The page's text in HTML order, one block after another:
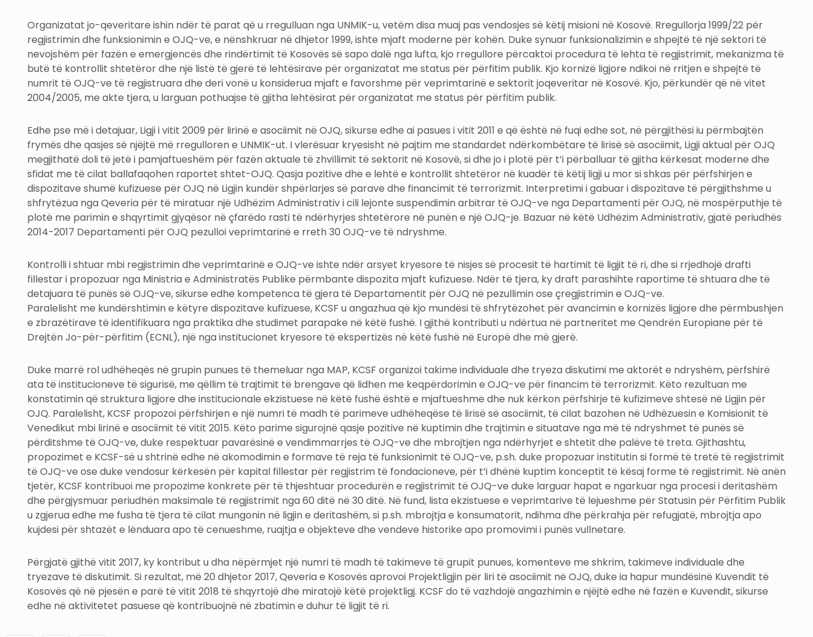
Organizatat jo-qeveritare ishin ndër të parat që u rregulluan nga UNMIK-u, vetëm disa muaj pas vendosjes së këtij misioni në Kosovë. Rregullorja 1999/22 për
regjistrimin dhe funksionimin e OJQ-ve, e nënshkruar në dhjetor 1999, ishte mjaft moderne për kohën. Duke synuar funksionalizimin e shpejtë të një sektori të
nevojshëm për fazën e emergjencës dhe rindërtimit të Kosovës së sapo dalë nga lufta, kjo rregullore përcaktoi procedura të lehta të regjistrimit, mekanizma të
butë të kontrollit shtetëror dhe një listë të gjerë të lehtësirave për organizatat me status për përfitim publik. Kjo kornizë ligjore ndikoi në rritjen e shpejtë të
numrit të OJQ-ve të regjistruara dhe deri vonë u konsiderua mjaft e favorshme për veprimtarinë e sektorit joqeveritar në Kosovë. Kjo, përkundër që në vitet
2004/2005, me akte tjera, u larguan pothuajse të gjitha lehtësirat për organizatat me status për përfitim publik.
Edhe pse më i detajuar, Ligji i vitit 2009 për lirinë e asociimit në OJQ, sikurse edhe ai pasues i vitit 2011 e që është në fuqi edhe sot, në përgjithësi iu përmbajtën
frymës dhe qasjes së njëjtë më rregulloren e UNMIK-ut. I vlerësuar kryesisht në pajtim me standardet ndërkombëtare të lirisë së asociimit, Ligji aktual për OJQ
megjithatë doli të jetë i pamjaftueshëm për fazën aktuale të zhvillimit të sektorit në Kosovë, si dhe jo i plotë për t’i përballuar të gjitha kërkesat moderne dhe
sfidat me të cilat ballafaqohen raportet shtet-OJQ. Qasja pozitive dhe e lehtë e kontrollit shtetëror në kuadër të këtij ligji u mor si shkas për përfshirjen e
dispozitave shumë kufizuese për OJQ në Ligjin kundër shpërlarjes së parave dhe financimit të terrorizmit. Interpretimi i gabuar i dispozitave të përgjithshme u
shfrytëzua nga Qeveria për të miratuar një Udhëzim Administrativ i cili lejonte suspendimin arbitrar të OJQ-ve nga Departamenti për OJQ, në mospërputhje të
plotë me parimin e shqyrtimit gjyqësor në çfarëdo rasti të ndërhyrjes shtetërore në punën e një OJQ-je. Bazuar në këtë Udhëzim Administrativ, gjatë periudhës
2014-2017 Departamenti për OJQ pezulloi veprimtarinë e rreth 30 OJQ-ve të ndryshme.
Kontrolli i shtuar mbi regjistrimin dhe veprimtarinë e OJQ-ve ishte ndër arsyet kryesore të nisjes së procesit të hartimit të ligjit të ri, dhe si rrjedhojë drafti
fillestar i propozuar nga Ministria e Administratës Publike përmbante dispozita mjaft kufizuese. Ndër të tjera, ky draft parashihte raportime të shtuara dhe të
detajuara të punës së OJQ-ve, sikurse edhe kompetenca të gjera të Departamentit për OJQ në pezullimin ose çregjistrimin e OJQ-ve.
Paralelisht me kundërshtimin e këtyre dispozitave kufizuese, KCSF u angazhua që kjo mundësi të shfrytëzohet për avancimin e kornizës ligjore dhe përmbushjen
e zbrazëtirave të identifikuara nga praktika dhe studimet parapake në këtë fushë. I gjithë kontributi u ndërtua në partneritet me Qendrën Europiane për të
Drejtën Jo-për-përfitim (ECNL), një nga institucionet kryesore të ekspertizës në këtë fushë në Europë dhe më gjerë.
Duke marrë rol udhëheqës në grupin punues të themeluar nga MAP, KCSF organizoi takime individuale dhe tryeza diskutimi me aktorët e ndryshëm, përfshirë
ata të institucioneve të sigurisë, me qëllim të trajtimit të brengave që lidhen me keqpërdorimin e OJQ-ve për financim të terrorizmit. Këto rezultuan me
konstatimin që struktura ligjore dhe institucionale ekzistuese në këtë fushë është e mjaftueshme dhe nuk kërkon përfshirje të kufizimeve shtesë në Ligjin për
OJQ. Paralelisht, KCSF propozoi përfshirjen e një numri të madh të parimeve udhëheqëse të lirisë së asociimit, të cilat bazohen në Udhëzuesin e Komisionit të
Venedikut mbi lirinë e asociimit të vitit 2015. Këto parime sigurojnë qasje pozitive në kuptimin dhe trajtimin e situatave nga më të ndryshmet të punës së
përditshme të OJQ-ve, duke respektuar pavarësinë e vendimmarrjes të OJQ-ve dhe mbrojtjen nga ndërhyrjet e shtetit dhe palëve të treta. Gjithashtu,
propozimet e KCSF-së u shtrinë edhe në akomodimin e formave të reja të funksionimit të OJQ-ve, p.sh. duke propozuar institutin si formë të tretë të regjistrimit
të OJQ-ve ose duke vendosur kërkesën për kapital fillestar për regjistrim të fondacioneve, për t’i dhënë kuptim konceptit të kësaj forme të regjistrimit. Në anën
tjetër, KCSF kontribuoi me propozime konkrete për të thjeshtuar procedurën e regjistrimit të OJQ-ve duke larguar hapat e ngarkuar nga procesi i deritashëm
dhe përgjysmuar periudhën maksimale të regjistrimit nga 60 ditë në 30 ditë. Në fund, lista ekzistuese e veprimtarive të lejueshme për Statusin për Përfitim Publik
u zgjerua edhe me fusha të tjera të cilat mungonin në ligjin e deritashëm, si p.sh. mbrojtja e konsumatorit, ndihma dhe përkrahja për refugjatë, mbrojtja apo
kujdesi për shtazët e lënduara apo të cenueshme, ruajtja e objekteve dhe vendeve historike apo promovimi i punës vullnetare.
Përgjatë gjithë vitit 2017, ky kontribut u dha nëpërmjet një numri të madh të takimeve të grupit punues, komenteve me shkrim, takimeve individuale dhe
tryezave të diskutimit. Si rezultat, më 20 dhjetor 2017, Qeveria e Kosovës aprovoi Projektligjin për liri të asociimit në OJQ, duke ia hapur mundësinë Kuvendit të
Kosovës që në pjesën e parë të vitit 2018 të shqyrtojë dhe miratojë këtë projektligj. KCSF do të vazhdojë angazhimin e njëjtë edhe në fazën e Kuvendit, sikurse
edhe në aktivitetet pasuese që kontribuojnë në zbatimin e duhur të ligjit të ri.